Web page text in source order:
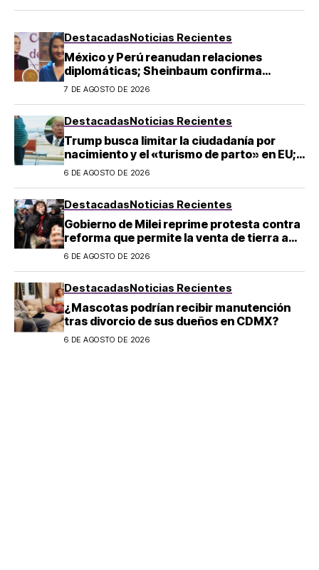
DestacadasNoticias Recientes
México y Perú reanudan relaciones
diplomáticas; Sheinbaum confirma
llegada de Betssy Chávez al país
7 DE AGOSTO DE 2026
DestacadasNoticias Recientes
Trump busca limitar la ciudadanía por
nacimiento y el «turismo de parto» en EU;
¿a quién afecta?
6 DE AGOSTO DE 2026
DestacadasNoticias Recientes
Gobierno de Milei reprime protesta contra
reforma que permite la venta de tierra a
extranjeros en Argentina
6 DE AGOSTO DE 2026
DestacadasNoticias Recientes
¿Mascotas podrían recibir manutención
tras divorcio de sus dueños en CDMX?
6 DE AGOSTO DE 2026